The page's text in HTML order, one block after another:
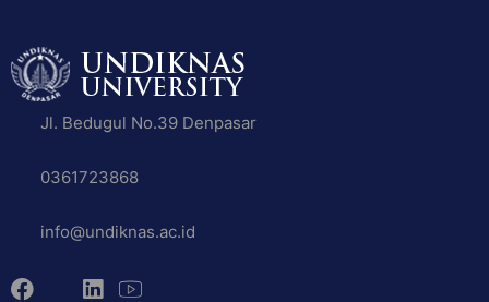
Jl. Bedugul No.39 Denpasar
0361723868
info@undiknas.ac.id